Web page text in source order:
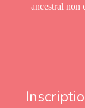
ancestral non